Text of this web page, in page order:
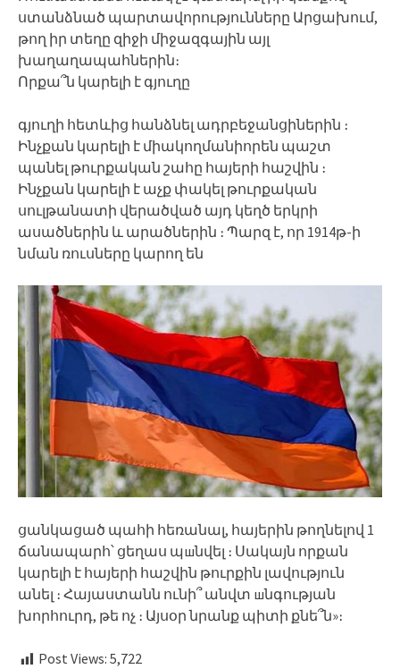
ստանձնած պարտավորությունները Արցախում,
թող իր տեղը զիջի միջազգային այլ
խաղաղապահներին։
Որքա՞ն կարելի է գյուղը
գյուղի հետևից հանձնել ադրբեջանցիներին ։
Ինչքան կարելի է միակողմանիորեն պաշտ
պանել թուրքական շահը հայերի հաշվին ։
Ինչքան կարելի է աչք փակել թուրքական
սուլթանատի վերածված այդ կեղծ երկրի
ասածներին և արածներին ։ Պարզ է, որ 1914թ-ի
նման ռուսները կարող են
ցանկացած պահի հեռանալ, հայերին թողնելով 1
ճանապարհ՝ ցեղաս պшնվել ։ Սակայն որքան
կարելի է հայերի հաշվին թուրքին լավություն
անել ։ Հայաստանն ունի՞ անվտ шնգության
խորհուրդ, թե ոչ ։ Այսօր նրանք պիտի քնե՞ն»։
Post Views: 5,722